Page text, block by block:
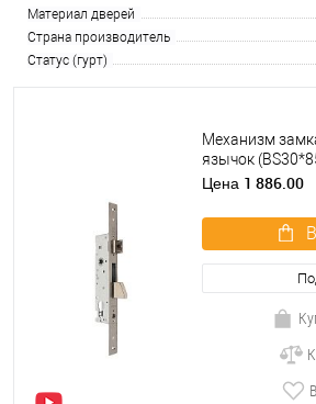
Материал дверей
Страна производитель
Статус (гурт)
Механизм
язычок
нержавеющая
Цена 1 886.00